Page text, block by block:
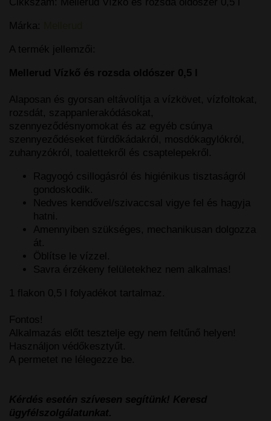
Cikkszám: Mellerud Vízkő és rozsda oldószer 0,5 l
Márka:
A termék jellemzői:
Mellerud Vízkő és rozsda oldószer 0,5 l
Alaposan és gyorsan eltávolítja a vízkövet, vízfoltokat,
rozsdát, szappanlerakódásokat,
szennyeződésnyomokat és az egyéb csúnya
szennyeződéseket fürdőkádakról, mosdókagylókról,
zuhanyzókról, toalettekről és csaptelepekről.
Ragyogó csillogásról és higiénikus tisztaságról
gondoskodik.
Nedves kendővel/szivaccsal vigye fel és hagyja
hatni.
Amennyiben szükséges, mechanikusan dolgozza
át.
Öblítse le vízzel.
Savra érzékeny felületekhez nem alkalmas!
1 flakon 0,5 l folyadékot tartalmaz.
Fontos!
Alkalmazás előtt tesztelje egy nem feltűnő helyen!
Használjon védőkesztyűt.
A permetet ne lélegezze be.
Kérdés esetén szívesen segítünk! Keresd
ügyfélszolgálatunkat.